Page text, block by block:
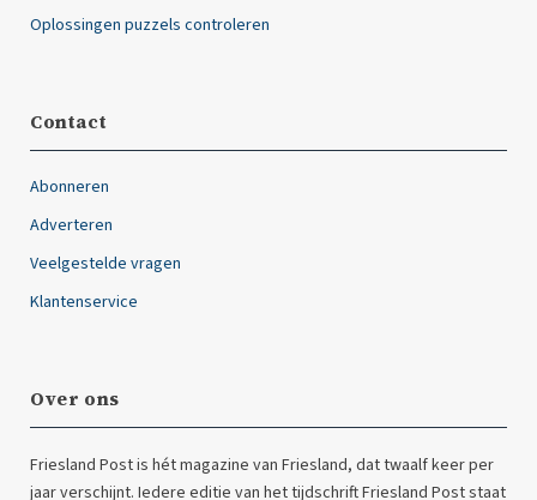
Oplossingen puzzels controleren
Contact
Abonneren
Adverteren
Veelgestelde vragen
Klantenservice
Over ons
Friesland Post is hét magazine van Friesland, dat twaalf keer per
jaar verschijnt. Iedere editie van het tijdschrift Friesland Post staat